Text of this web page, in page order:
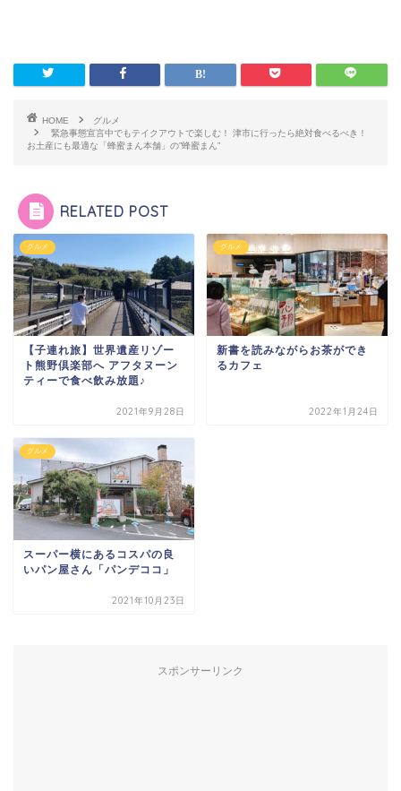
HOME
グルメ
緊急事態宣言中でもテイクアウトで楽しむ！ 津市に行ったら絶対食べるべき！
お土産にも最適な「蜂蜜まん本舗」の”蜂蜜まん”
RELATED POST
グルメ
【子連れ旅】世界遺産リゾー
ト熊野倶楽部へ アフタヌーン
ティーで食べ飲み放題♪
2021年9月28日
グルメ
新書を読みながらお茶ができ
るカフェ
2022年1月24日
グルメ
スーパー横にあるコスパの良
いパン屋さん「パンデココ」
2021年10月23日
スポンサーリンク